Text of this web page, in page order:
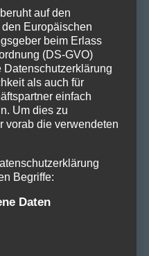
consectetur
Nunc consequat
vulputate enim.
sed lectus
elementum
consequat
vitae tempus
metus aliquam
felis imperdiet proin
elementum
suspendisse
auf den
Europäischen
beim Erlass
(DS-GVO)
als auch für
einfach
Um dies zu
vorab die verwendeten
Begriffe:
Daten